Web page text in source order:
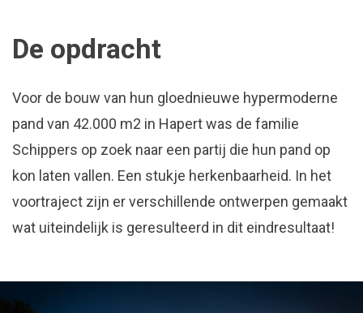
De opdracht
Voor de bouw van hun gloednieuwe hypermoderne
pand van 42.000 m2 in Hapert was de familie
Schippers op zoek naar een partij die hun pand op
kon laten vallen. Een stukje herkenbaarheid. In het
voortraject zijn er verschillende ontwerpen gemaakt
wat uiteindelijk is geresulteerd in dit eindresultaat!